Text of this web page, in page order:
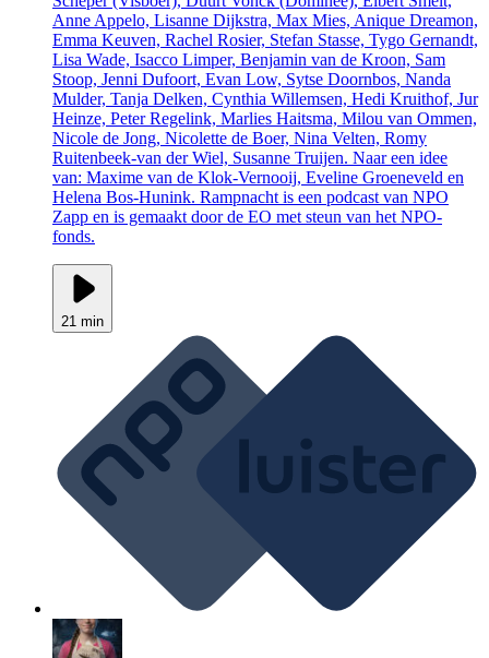
Anne Appelo, Lisanne Dijkstra, Max Mies, Anique Dreamon,
Emma Keuven, Rachel Rosier, Stefan Stasse, Tygo Gernandt,
Lisa Wade, Isacco Limper, Benjamin van de Kroon, Sam
Stoop, Jenni Dufoort, Evan Low, Sytse Doornbos, Nanda
Mulder, Tanja Delken, Cynthia Willemsen, Hedi Kruithof, Jur
Heinze, Peter Regelink, Marlies Haitsma, Milou van Ommen,
Nicole de Jong, Nicolette de Boer, Nina Velten, Romy
Ruitenbeek-van der Wiel, Susanne Truijen. Naar een idee
van: Maxime van de Klok-Vernooij, Eveline Groeneveld en
Helena Bos-Hunink. Rampnacht is een podcast van NPO
Zapp en is gemaakt door de EO met steun van het NPO-
fonds.
21 min